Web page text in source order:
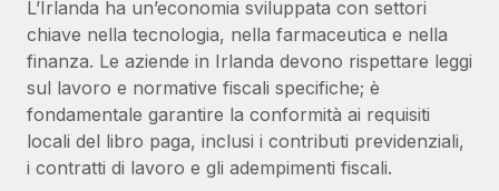
L’Irlanda ha un’economia sviluppata con settori
chiave nella tecnologia, nella farmaceutica e nella
finanza. Le aziende in Irlanda devono rispettare leggi
sul lavoro e normative fiscali specifiche; è
fondamentale garantire la conformità ai requisiti
locali del libro paga, inclusi i contributi previdenziali,
i contratti di lavoro e gli adempimenti fiscali.